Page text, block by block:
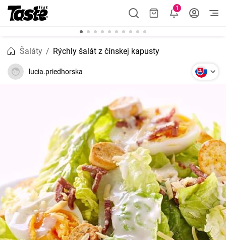
1
Šaláty Rýchly šalát z čínskej kapusty
lucia.priedhorska